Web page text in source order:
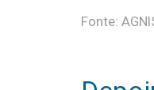
Fonte: